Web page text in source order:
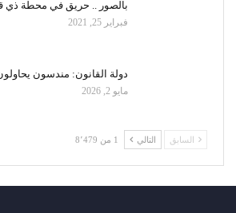
بالصور .. حريق في محطة ذي
فبراير 25, 2021
دولة القانون: مندسون
مايو 2, 2026
السابق التالي 1 من 8٬479